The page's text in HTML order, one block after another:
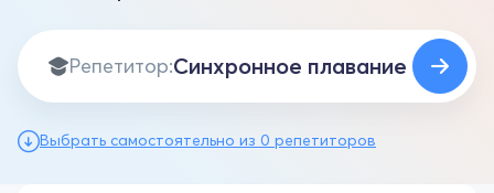
Репетитор:
Выбрать самостоятельно из 0 репетиторов